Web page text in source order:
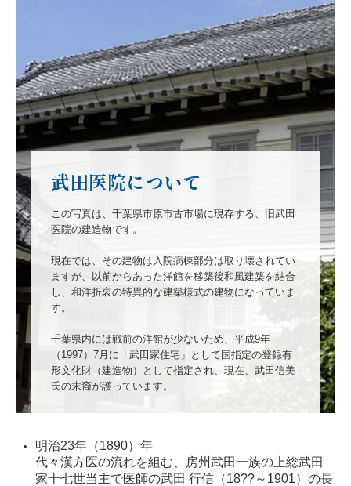
武田医院について
この写真は、千葉県市原市古市場に現存する、旧武田
医院の建造物です。
現在では、その建物は入院病棟部分は取り壊されてい
ますが、以前からあった洋館を移築後和風建築を結合
し、和洋折衷の特異的な建築様式の建物になっていま
す。
千葉県内には戦前の洋館が少ないため、平成9年
（1997）7月に「武田家住宅」として国指定の登録有
形文化財（建造物）として指定され、現在、武田信美
氏の末裔が護っています。
明治23年（1890）年
代々漢方医の流れを組む、房州武田一族の上総武田
家十七世当主で医師の武田 行信（18??～1901）の長